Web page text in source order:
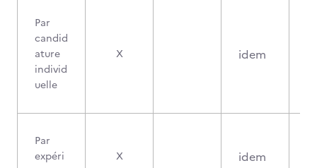
Par
candid
ature
individ
uelle
X idem
Par
expéri
X idem